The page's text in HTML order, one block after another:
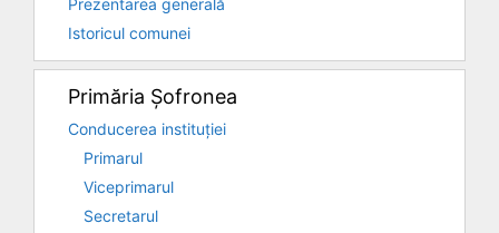
Istoricul comunei
Primăria Șofronea
Conducerea instituției
Primarul
Viceprimarul
Secretarul